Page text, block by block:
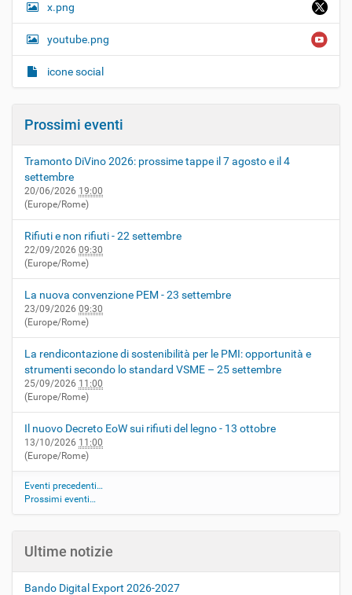
x.png
youtube.png
icone social
Prossimi eventi
Tramonto DiVino 2026: prossime tappe il 7 agosto e il 4
settembre
20/06/2026 19:00
(Europe/Rome)
Rifiuti e non rifiuti - 22 settembre
22/09/2026 09:30
(Europe/Rome)
La nuova convenzione PEM - 23 settembre
23/09/2026 09:30
(Europe/Rome)
La rendicontazione di sostenibilità per le PMI: opportunità e
strumenti secondo lo standard VSME – 25 settembre
25/09/2026 11:00
(Europe/Rome)
Il nuovo Decreto EoW sui rifiuti del legno - 13 ottobre
13/10/2026 11:00
(Europe/Rome)
Eventi precedenti…
Prossimi eventi…
Ultime notizie
Bando Digital Export 2026-2027